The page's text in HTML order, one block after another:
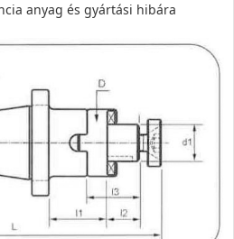
anyag és gyártási hibára